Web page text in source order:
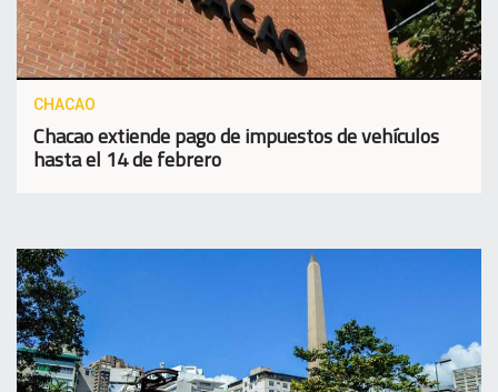
CHACAO
Chacao extiende pago de impuestos de vehículos
hasta el 14 de febrero